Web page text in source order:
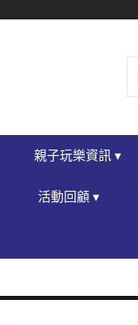
親子玩樂資訊 ▾
活動回顧 ▾